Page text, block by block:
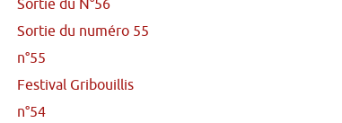
Sortie du N°56
Sortie du numéro 55
n°55
Festival Gribouillis
n°54